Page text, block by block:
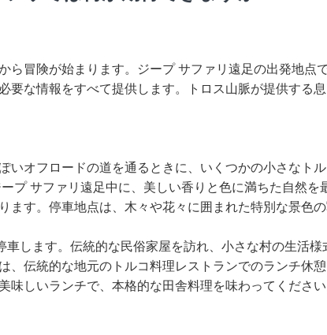
ら冒険が始まります。ジープ サファリ遠足の出発地点
要な情報をすべて提供します。トロス山脈が提供する
いオフロードの道を通るときに、いくつかの小さなト
プ サファリ遠足中に、美しい香りと色に満ちた自然
ます。停車地点は、木々や花々に囲まれた特別な景色
します。伝統的な民俗家屋を訪れ、小さな村の生活
、伝統的な地元のトルコ料理レストランでのランチ休
味しいランチで、本格的な田舎料理を味わってください